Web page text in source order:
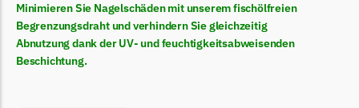
Central Park
Central Park Messer
Begrenzungsdraht
Minimieren Sie Nagelschäden mit unserem fischölfreien
Begrenzungsdraht und verhindern Sie gleichzeitig
Abnutzung dank der UV- und feuchtigkeitsabweisenden
Beschichtung.